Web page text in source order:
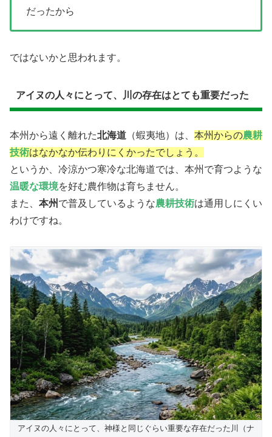
だったから
ではないかと思われます。
アイヌの人々にとって、川の存在はとても重要だった
本州から遠く離れた北海道 （蝦夷地）は、 本州からの農耕
技術はなかなか伝わりにくかったでしょう。
というか、冷涼かつ寒冷な北海道では、本州で育つような
温暖な環境を好む農作物は育ちません。
また、 本州 で普及しているような農耕技術は通用しにくい
わけですね。
アイヌの人々にとって、神様と同じぐらい重要な存在だった川（ナ